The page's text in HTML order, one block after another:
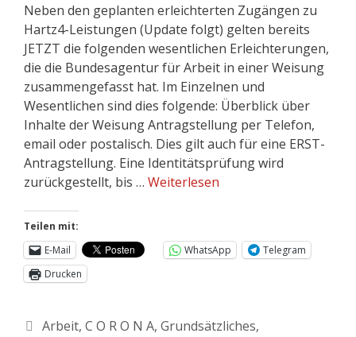
Neben den geplanten erleichterten Zugängen zu
Hartz4-Leistungen (Update folgt) gelten bereits
JETZT die folgenden wesentlichen Erleichterungen,
die die Bundesagentur für Arbeit in einer Weisung
zusammengefasst hat. Im Einzelnen und
Wesentlichen sind dies folgende: Überblick über
Inhalte der Weisung Antragstellung per Telefon,
email oder postalisch. Dies gilt auch für eine ERST-
Antragstellung. Eine Identitätsprüfung wird
zurückgestellt, bis … Weiterlesen
Teilen mit:
E-Mail
WhatsApp
Telegram
Drucken
Arbeit, C O R O N A, Grundsätzliches,